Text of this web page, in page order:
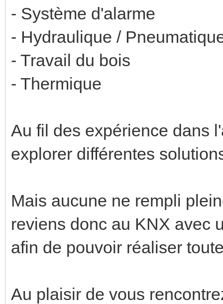
- Système d'alarme
- Hydraulique /
- Travail du bois
- Thermique
Au fil des expérience dans
explorer différentes
Mais aucune ne rempli
reviens donc au KNX avec
afin de pouvoir réaliser
Au plaisir de vous